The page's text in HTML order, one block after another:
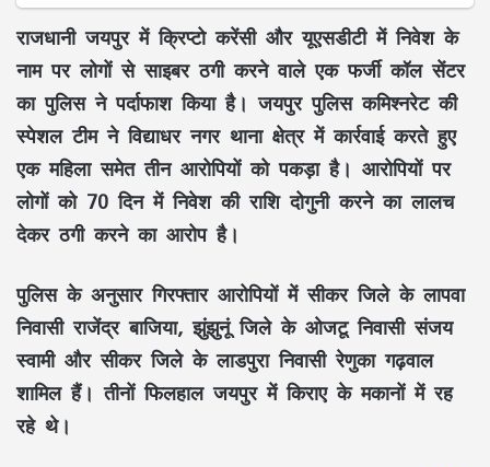
राजधानी जयपुर में क्रिप्टो करेंसी और यूएसडीटी में निवेश के
नाम पर लोगों से साइबर ठगी करने वाले एक फर्जी कॉल सेंटर
का पुलिस ने पर्दाफाश किया है। जयपुर पुलिस कमिश्नरेट की
स्पेशल टीम ने विद्याधर नगर थाना क्षेत्र में कार्रवाई करते हुए
एक महिला समेत तीन आरोपियों को पकड़ा है। आरोपियों पर
लोगों को 70 दिन में निवेश की राशि दोगुनी करने का लालच
देकर ठगी करने का आरोप है।
पुलिस के अनुसार गिरफ्तार आरोपियों में सीकर जिले के लापवा
निवासी राजेंद्र बाजिया, झुंझुनूं जिले के ओजटू निवासी संजय
स्वामी और सीकर जिले के लाडपुरा निवासी रेणुका गढ़वाल
शामिल हैं। तीनों फिलहाल जयपुर में किराए के मकानों में रह
रहे थे।